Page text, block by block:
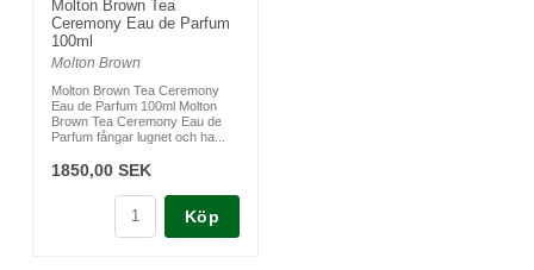
Molton Brown Tea
Ceremony Eau de Parfum
100ml
Molton Brown
Molton Brown Tea Ceremony
Eau de Parfum 100ml Molton
Brown Tea Ceremony Eau de
Parfum fångar lugnet och ha...
1850,00 SEK
Köp